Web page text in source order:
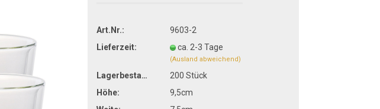
Art.Nr.:
9603-2
Lieferzeit:
ca. 2-3 Tage
(Ausland abweichend)
Lagerbestand: 200Stück
Höhe:
9,5cm